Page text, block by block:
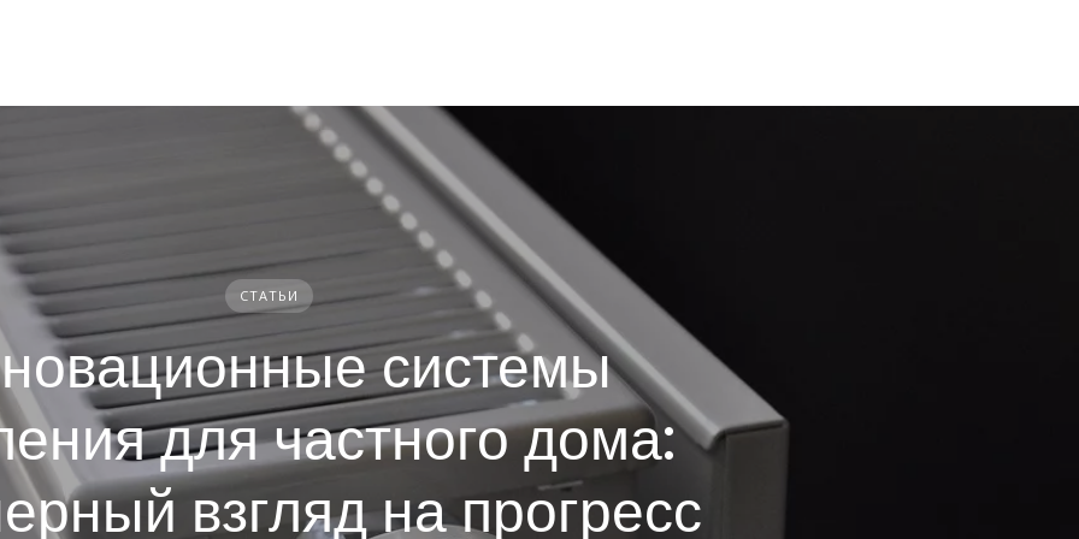
СТАТЬИ
системы
для частного дома:
взгляд на прогресс